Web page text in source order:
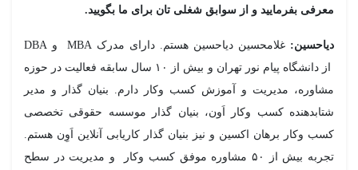
بفرمایید و از سوابق شغلی تان برای ما بگویید.
غلامحسین دیاحسین هستم. دارای مدرک MBA و DBA
از دانشگاه پیام نور تهران و بیش از ۱۰ سال سابقه فعالیت در حوزه
مدیریت و آموزش کسب وکار دارم. بنیان گذار و مدیر
کسب وکار اَون، بنیان گذار موسسه حقوقی تخصصی
وکار برهان اکسین و نیز بنیان گذار کاریابی آنلاین اَوِن هستم.
تجربه بیش از ۵۰ مشاوره موفق کسب وکار و مدیریت در سطح